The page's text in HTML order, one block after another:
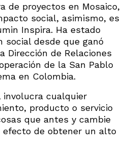
de proyectos en Mosaico,
social, asimismo, es
Inspira. Ha estado
social desde que ganó
Dirección de Relaciones
de la San Pablo
en Colombia.
involucra cualquier
producto o servicio
que antes y cambie
efecto de obtener un alto